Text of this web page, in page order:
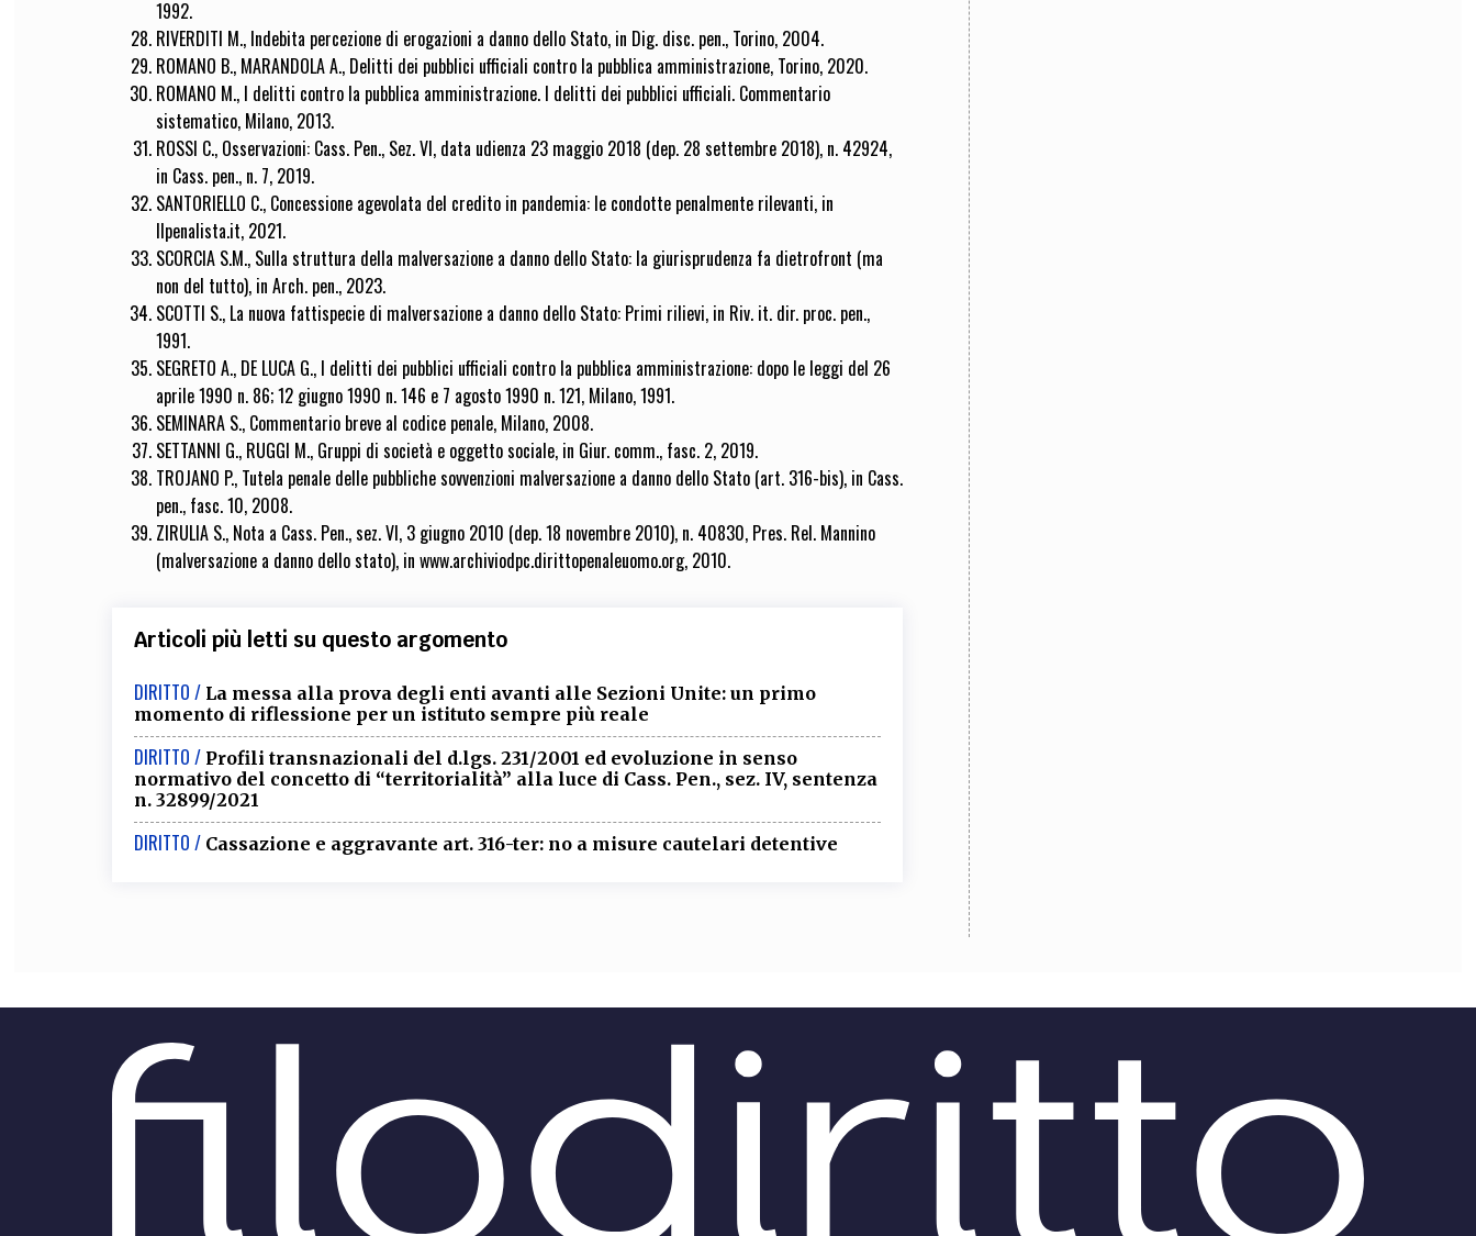
1992.
RIVERDITI M., Indebita percezione di erogazioni a danno dello Stato, in Dig. disc. pen., Torino, 2004.
ROMANO B., MARANDOLA A., Delitti dei pubblici ufficiali contro la pubblica amministrazione, Torino, 2020.
ROMANO M., I delitti contro la pubblica amministrazione. I delitti dei pubblici ufficiali. Commentario
sistematico, Milano, 2013.
ROSSI C., Osservazioni: Cass. Pen., Sez. VI, data udienza 23 maggio 2018 (dep. 28 settembre 2018), n. 42924,
in Cass. pen., n. 7, 2019.
SANTORIELLO C., Concessione agevolata del credito in pandemia: le condotte penalmente rilevanti, in
Ilpenalista.it, 2021.
SCORCIA S.M., Sulla struttura della malversazione a danno dello Stato: la giurisprudenza fa dietrofront (ma
non del tutto), in Arch. pen., 2023.
SCOTTI S., La nuova fattispecie di malversazione a danno dello Stato: Primi rilievi, in Riv. it. dir. proc. pen.,
1991.
SEGRETO A., DE LUCA G., I delitti dei pubblici ufficiali contro la pubblica amministrazione: dopo le leggi del 26
aprile 1990 n. 86; 12 giugno 1990 n. 146 e 7 agosto 1990 n. 121, Milano, 1991.
SEMINARA S., Commentario breve al codice penale, Milano, 2008.
SETTANNI G., RUGGI M., Gruppi di società e oggetto sociale, in Giur. comm., fasc. 2, 2019.
TROJANO P., Tutela penale delle pubbliche sovvenzioni malversazione a danno dello Stato (art. 316-bis), in Cass.
pen., fasc. 10, 2008.
ZIRULIA S., Nota a Cass. Pen., sez. VI, 3 giugno 2010 (dep. 18 novembre 2010), n. 40830, Pres. Rel. Mannino
(malversazione a danno dello stato), in www.archiviodpc.dirittopenaleuomo.org, 2010.
Articoli più letti su questo argomento
DIRITTO / La messa alla prova degli enti avanti alle Sezioni Unite: un primo
momento di riflessione per un istituto sempre più reale
DIRITTO / Profili transnazionali del d.lgs. 231/2001 ed evoluzione in senso
normativo del concetto di “territorialità” alla luce di Cass. Pen., sez. IV, sentenza
n. 32899/2021
DIRITTO / Cassazione e aggravante art. 316-ter: no a misure cautelari detentive